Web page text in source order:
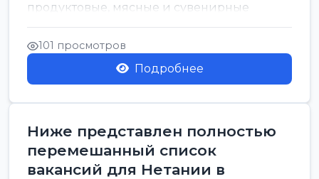
продуктовые, мясные и сувенирные
лавки<br />
Разнорабочий на сборку м...
101 просмотров
Подробнее
Ниже представлен полностью
перемешанный список
вакансий для Нетании в